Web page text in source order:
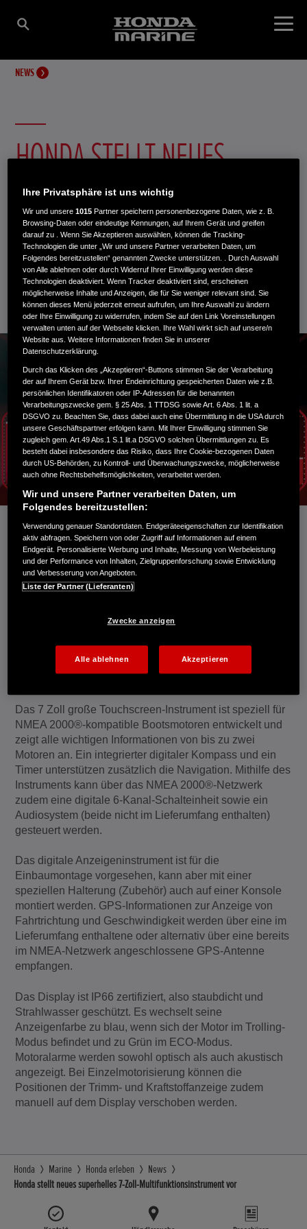
NEWS
HONDA STELLT NEUES
SUPERHELLES 7-ZOLL-
MULTIFUNKTIONS-
INSTRUMENT VOR
24. Juli 2023
Honda Marine hat ein neues Multifunktionsinstrument
entwickelt, das über eine außergewöhnlich hohe
Bildschirmhelligkeit von 1000 cd/m2 Nits verfügt.
Geschwindigkeit, Motordrehzahl, Motortemperatur, Tank-,
voller Sonneneinstrahlung und einem
Betrachtungswinkel von bis zu 85° gut bedienen und
Das 7 Zoll große Touchscreen-Instrument ist speziell für
NMEA 2000®-kompatible Bootsmotoren entwickelt und
zeigt alle wichtigen Informationen von bis zu zwei
Motoren an. Ein integrierter digitaler Kompass und ein
Timer unterstützen zusätzlich die Navigation. Mithilfe des
Instruments kann über das NMEA 2000®-Netzwerk
zudem eine digitale 6-Kanal-Schalteinheit sowie ein
Audiosystem (beide nicht im Lieferumfang enthalten)
gesteuert werden.
Das digitale Anzeigeninstrument ist für die
Einbaumontage vorgesehen, kann aber mit einer
speziellen Halterung (Zubehör) auch auf einer Konsole
montiert werden. GPS-Informationen zur Anzeige von
Fahrtrichtung und Geschwindigkeit werden über eine im
Lieferumfang enthaltene oder alternativ über eine bereits
im NMEA-Netzwerk angeschlossene GPS-Antenne
empfangen.
Das Display ist IP66 zertifiziert, also staubdicht und
Strahlwasser geschützt. Es wechselt seine
Anzeigenfarbe zu blau, wenn sich der Motor im Trolling-
Modus befindet und zu Grün im ECO-Modus.
Motoralarme werden sowohl optisch als auch akustisch
angezeigt. Bei Einzelmotorisierung können die
Positionen der Trimm- und Kraftstoffanzeige zudem
manuell auf dem Display verschoben werden.
Honda Marine Honda erleben
News
Honda stellt neues superhelles 7-Zoll-Multifunktionsinstrument vor
Ihre Privatsphäre ist uns wichtig
Wir und unsere1015 Partner speichern personenbezogene Daten, wie z. B.
Browsing-Daten oder eindeutige Kennungen, auf Ihrem Gerät und greifen
darauf zu . Wenn Sie Akzeptieren auswählen, können die Tracking-
Technologien die unter „Wir und unsere Partner verarbeiten Daten, um
Folgendes bereitzustellen“ genannten Zwecke unterstützen. . Durch Auswahl
von Alle ablehnen oder durch Widerruf Ihrer Einwilligung werden diese
Technologien deaktiviert. Wenn Tracker deaktiviert sind, erscheinen
möglicherweise Inhalte und Anzeigen, die für Sie weniger relevant sind. Sie
können dieses Menü jederzeit erneut aufrufen, um Ihre Auswahl zu ändern
oder Ihre Einwilligung zu widerrufen, indem Sie auf den Link Voreinstellungen
verwalten unten auf der Webseite klicken. Ihre Wahl wirkt sich auf unsere/n
Website aus. Weitere Informationen finden Sie in unserer
Datenschutzerklärung.
Durch das Klicken des „Akzeptieren“-Buttons stimmen Sie der Verarbeitung
der auf Ihrem Gerät bzw. Ihrer Endeinrichtung gespeicherten Daten wie z.B.
persönlichen Identifikatoren oder IP-Adressen für die benannten
Verarbeitungszwecke gem. § 25 Abs. 1 TTDSG sowie Art. 6 Abs. 1 lit. a
DSGVO zu. Beachten Sie, dass dabei auch eine Übermittlung in die USA durch
unsere Geschäftspartner erfolgen kann. Mit Ihrer Einwilligung stimmen Sie
zugleich gem. Art.49 Abs.1 S.1 lit.a DSGVO solchen Übermittlungen zu. Es
besteht dabei insbesondere das Risiko, dass Ihre Cookie-bezogenen Daten
durch US-Behörden, zu Kontroll- und Überwachungszwecke, möglicherweise
auch ohne Rechtsbehelfsmöglichkeiten, verarbeitet werden.
Wir und unsere Partner verarbeiten Daten, um
Folgendes bereitzustellen:
Verwendung genauer Standortdaten. Endgeräteeigenschaften zur Identifikation
aktiv abfragen. Speichern von oder Zugriff auf Informationen auf einem
Endgerät. Personalisierte Werbung und Inhalte, Messung von Werbeleistung
und der Performance von Inhalten, Zielgruppenforschung sowie Entwicklung
und Verbesserung von Angeboten.
Liste der Partner (Lieferanten)
Zwecke anzeigen
Alle ablehnen Akzeptieren